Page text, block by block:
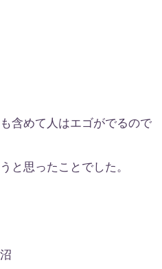
含めて人はエゴがでるので
と思ったことでした。